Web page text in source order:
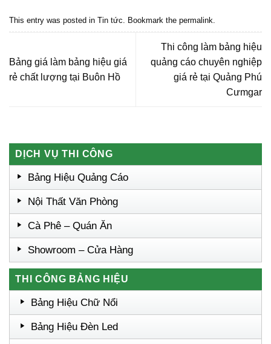
This entry was posted in Tin tức . Bookmark the permalink
Bảng giá làm bảng hiệu giá
rẻ chất lượng tại Buôn Hồ
Thi công làm bảng hiệu
quảng cáo chuyên nghiệp
giá rẻ tại Quảng Phú
Cưmgar
DỊCH VỤ THI CÔNG
Bảng Hiệu Quảng Cáo
Nội Thất Văn Phòng
Cà Phê – Quán Ăn
Showroom – Cửa Hàng
THI CÔNG BẢNG HIỆU
Bảng Hiệu Chữ Nổi
Bảng Hiệu Đèn Led